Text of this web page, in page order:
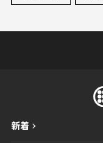
新着